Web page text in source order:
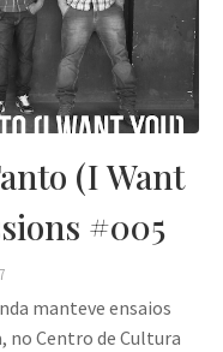
(I Want
#005
manteve ensaios
no Centro de Cultura